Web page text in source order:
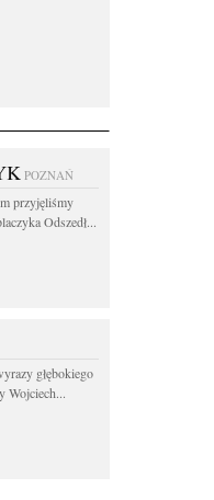
POZNAŃ
przyjęliśmy
Odszedł...
głębokiego
Wojciech...